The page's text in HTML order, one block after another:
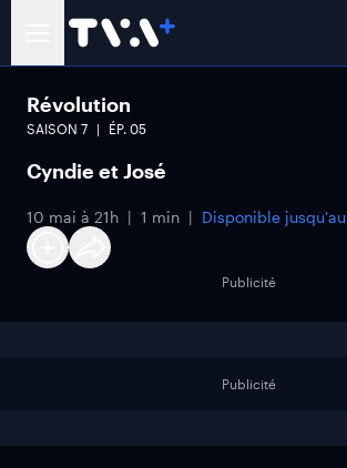
Révolution
SAISON 7 ÉP. 05
Cyndie et José
10 mai à 21h 1 min Disponible jusqu'au
Publicité
Publicité